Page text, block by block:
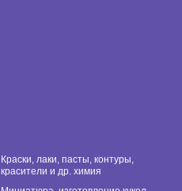
Краски, лаки, пасты, контуры,
красители и др. химия